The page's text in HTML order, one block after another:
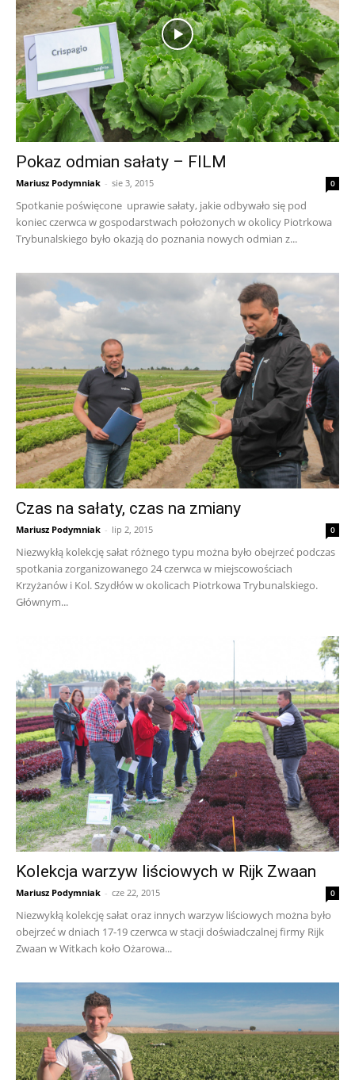
Pokaz odmian sałaty – FILM
Mariusz Podymniak - sie 3, 2015 0
Spotkanie poświęcone uprawie sałaty, jakie odbywało się pod
koniec czerwca w gospodarstwach położonych w okolicy Piotrkowa
Trybunalskiego było okazją do poznania nowych odmian z...
Czas na sałaty, czas na zmiany
Mariusz Podymniak - lip 2, 2015 0
Niezwykłą kolekcję sałat różnego typu można było obejrzeć podczas
spotkania zorganizowanego 24 czerwca w miejscowościach
Krzyżanów i Kol. Szydłów w okolicach Piotrkowa Trybunalskiego.
Głównym...
Kolekcja warzyw liściowych w Rijk Zwaan
Mariusz Podymniak - cze 22, 2015 0
Niezwykłą kolekcję sałat oraz innych warzyw liściowych można było
obejrzeć w dniach 17-19 czerwca w stacji doświadczalnej firmy Rijk
Zwaan w Witkach koło Ożarowa...